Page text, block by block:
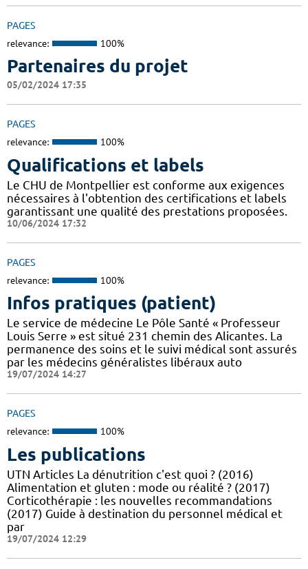
PAGES
relevance: 100%
Partenaires du projet
05/02/2024 17:35
PAGES
relevance: 100%
Qualifications et labels
Le CHU de Montpellier est conforme aux exigences
nécessaires à l'obtention des certifications et labels
garantissant une qualité des prestations proposées.
10/06/2024 17:32
PAGES
relevance: 100%
Infos pratiques (patient)
Le service de médecine Le Pôle Santé « Professeur
Louis Serre » est situé 231 chemin des Alicantes. La
permanence des soins et le suivi médical sont assurés
par les médecins généralistes libéraux auto
19/07/2024 14:27
PAGES
relevance: 100%
Les publications
UTN Articles La dénutrition c'est quoi ? (2016)
Alimentation et gluten : mode ou réalité ? (2017)
Corticothérapie : les nouvelles recommandations
(2017) Guide à destination du personnel médical et
par
19/07/2024 12:29